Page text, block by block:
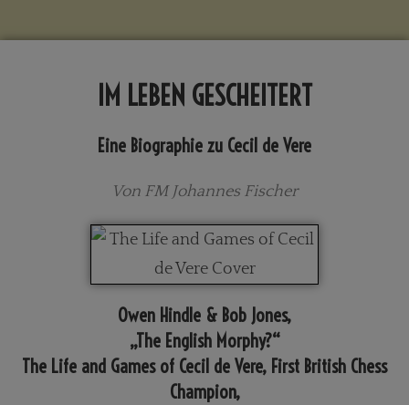
IM LEBEN GESCHEITERT
Eine Biographie zu Cecil de Vere
Von FM Johannes Fischer
Owen Hindle & Bob Jones,
„The English Morphy?“
The Life and Games of Cecil de Vere, First British Chess
Champion,